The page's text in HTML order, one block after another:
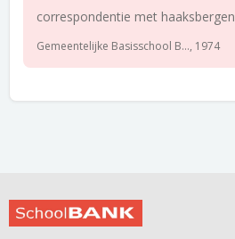
correspondentie met haaksbergen
Gemeentelijke Basisschool B..., 1974